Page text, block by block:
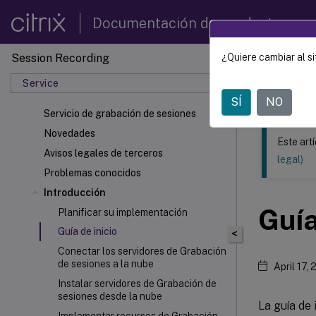
Documentación de productos
Session Recording
Service
Servicio de grabación de sesiones
Novedades
Avisos legales de terceros
Problemas conocidos
Introducción
Planificar su implementación
Guía de inicio
Conectar los servidores de Grabación
de sesiones a la nube
Instalar servidores de Grabación de
sesiones desde la nube
Este
<
Este
legal)
April 17,
La guía de
¿Quiere cambiar al
SÍ NO